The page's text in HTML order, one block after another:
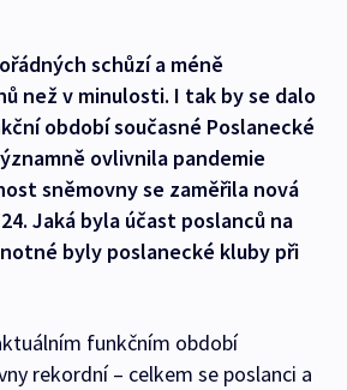
schůzí a méně
než v minulosti. I tak by se dalo
období současné Poslanecké
ovlivnila pandemie
sněmovny se zaměřila nová
Jaká byla účast poslanců na
byly poslanecké kluby při
funkčním období
rekordní – celkem se poslanci a